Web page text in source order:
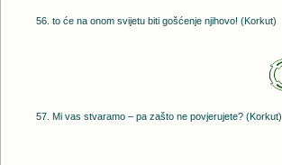
56. to će na onom svijetu biti gošćenje njihovo! (Korkut)
57. Mi vas stvaramo – pa zašto ne povjerujete? (Korkut)